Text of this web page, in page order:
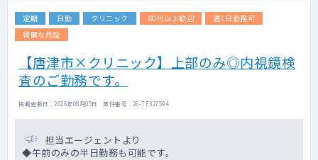
定期 日勤 クリニック 60代以上歓迎
週1日勤務可
綺麗な施設
【唐津市×クリニック】上部のみ◎内視鏡検
査のご勤務です。
掲載更新日 : 2026年08月05日 案件番号 : 26-TF327594
担当エージェントより
◆午前のみの半日勤務も可能です。